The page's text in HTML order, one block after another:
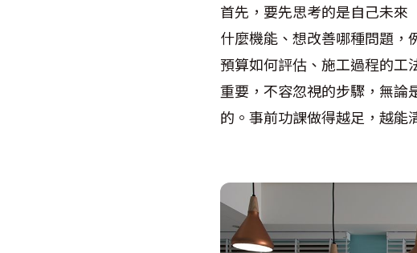
首先，要先思考的是自己未來
什麼機能、想改善哪種問題，
預算如何評估、施工過程的工
重要，不容忽視的步驟，無論
的。事前功課做得越足，越能